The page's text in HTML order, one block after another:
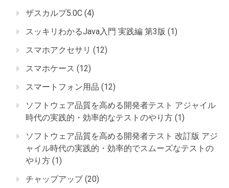
ザスカルプ5.0C (4)
スッキリわかるJava入門 実践編 第3版 (1)
スマホアクセサリ (12)
スマホケース (12)
スマートフォン用品 (12)
ソフトウェア品質を高める開発者テスト アジャイル
時代の実践的・効率的なテストのやり方 (1)
ソフトウェア品質を高める開発者テスト 改訂版 アジ
ャイル時代の実践的・効率的でスムーズなテストの
やり方 (1)
チャップアップ(20)